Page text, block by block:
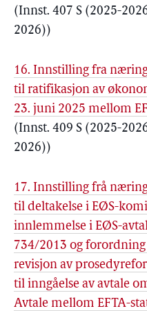
(Innst. 407 S (2025-
2026))
16. Innstilling fra
til ratifikasjon av
23. juni 2025 mellom
(Innst. 409 S (2025-
2026))
17. Innstilling frå
til deltakelse i EØS-
innlemmelse i EØS-
734/2013 og
revisjon av
til inngåelse av avtale
Avtale mellom EFTA-